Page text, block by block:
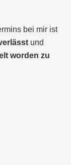
bei mir ist
und
worden zu